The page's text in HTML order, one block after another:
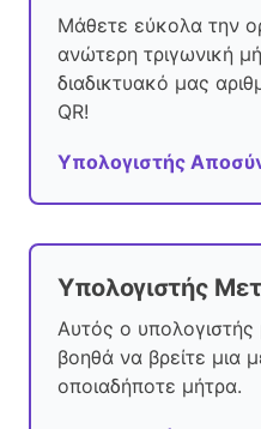
Μάθετε εύκολα την
ανώτερη τριγωνική
διαδικτυακό μας
QR!
Υπολογιστής
Υπολογιστής
Αυτός ο
βοηθά να βρείτε μια
οποιαδήποτε μήτρα.